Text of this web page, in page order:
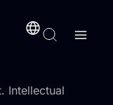
Intellectual